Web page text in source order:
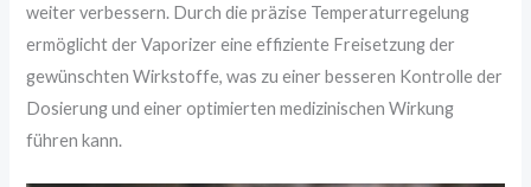
weiter verbessern. Durch die präzise Temperaturregelung
ermöglicht der Vaporizer eine effiziente Freisetzung der
gewünschten Wirkstoffe, was zu einer besseren Kontrolle der
Dosierung und einer optimierten medizinischen Wirkung
führen kann.